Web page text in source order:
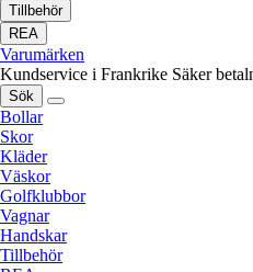
Tillbehör
REA
Varumärken
Kundservice i Frankrike Säker
Sök
Bollar
Skor
Kläder
Väskor
Golfklubbor
Vagnar
Handskar
Tillbehör